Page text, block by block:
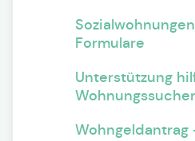
Formulare
Unterstützung
Wohngeldantrag